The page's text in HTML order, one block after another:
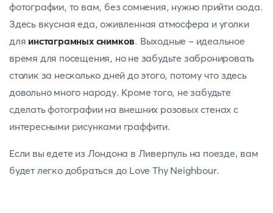
фотографии, то вам, без сомнения, нужно прийти сюда.
Здесь вкусная еда, оживленная атмосфера и уголки
для инстаграмных снимков. Выходные - идеальное
время для посещения, но не забудьте забронировать
столик за несколько дней до этого, потому что здесь
довольно много народу. Кроме того, не забудьте
сделать фотографии на внешних розовых стенах с
интересными рисунками граффити.
Если вы едете из Лондона в Ливерпуль на поезде, вам
будет легко добраться до Love Thy Neighbour.